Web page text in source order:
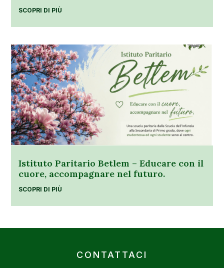
SCOPRI DI PIÙ
Istituto Paritario Betlem – Educare con il
cuore, accompagnare nel futuro.
SCOPRI DI PIÙ
CONTATTACI